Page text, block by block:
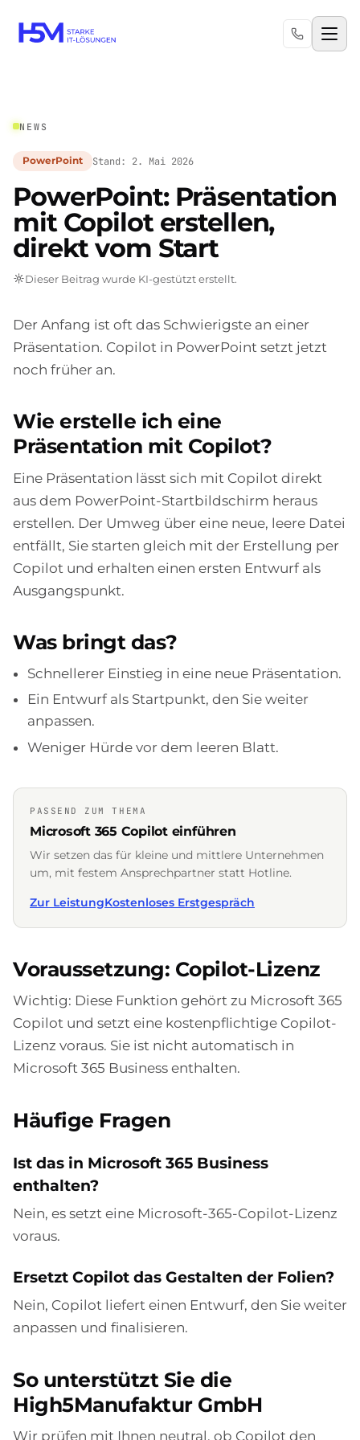
NEWS
PowerPoint Stand: 2. Mai 2026
PowerPoint: Präsentation
mit Copilot erstellen,
direkt vom Start
Dieser Beitrag wurde KI-gestützt erstellt.
Der Anfang ist oft das Schwierigste an einer
Präsentation. Copilot in PowerPoint setzt jetzt
noch früher an.
Wie erstelle ich eine
Präsentation mit Copilot?
Eine Präsentation lässt sich mit Copilot direkt
aus dem PowerPoint-Startbildschirm heraus
erstellen. Der Umweg über eine neue, leere Datei
entfällt, Sie starten gleich mit der Erstellung per
Copilot und erhalten einen ersten Entwurf als
Ausgangspunkt.
Was bringt das?
Schnellerer Einstieg in eine neue Präsentation.
Ein Entwurf als Startpunkt, den Sie weiter
anpassen.
Weniger Hürde vor dem leeren Blatt.
PASSEND ZUM THEMA
Microsoft 365 Copilot einführen
Wir setzen das für kleine und mittlere Unternehmen
um, mit festem Ansprechpartner statt Hotline.
Zur LeistungKostenloses Erstgespräch
Voraussetzung: Copilot-Lizenz
Wichtig: Diese Funktion gehört zu Microsoft 365
Copilot und setzt eine kostenpflichtige Copilot-
Lizenz voraus. Sie ist nicht automatisch in
Microsoft 365 Business enthalten.
Häufige Fragen
Ist das in Microsoft 365 Business
enthalten?
Nein, es setzt eine Microsoft-365-Copilot-Lizenz
voraus.
Ersetzt Copilot das Gestalten der Folien?
Nein, Copilot liefert einen Entwurf, den Sie weiter
anpassen und finalisieren.
So unterstützt Sie die
High5Manufaktur GmbH
Wir prüfen mit Ihnen neutral, ob Copilot den